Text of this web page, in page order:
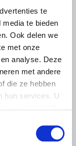
te
te bieden
Ook delen we
met onze
analyse. Deze
met andere
die ze hebben
hun services. U